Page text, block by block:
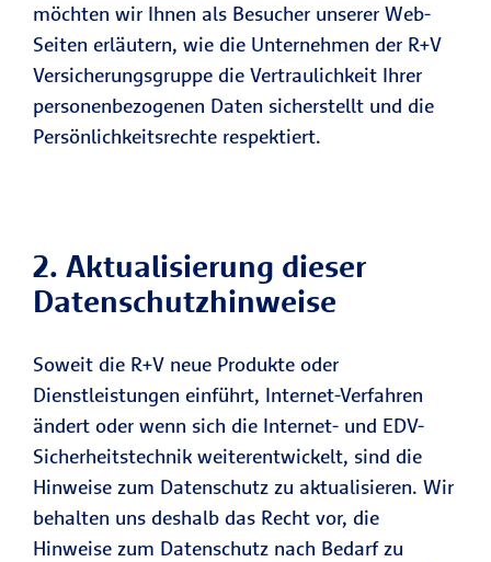
möchten wir Ihnen als Besucher unserer Web-
Seiten erläutern, wie die Unternehmen der R+V
Versicherungsgruppe die Vertraulichkeit Ihrer
personenbezogenen Daten sicherstellt und die
Persönlichkeitsrechte respektiert.
2. Aktualisierung dieser
Datenschutzhinweise
Soweit die R+V neue Produkte oder
Dienstleistungen einführt, Internet-Verfahren
ändert oder wenn sich die Internet- und EDV-
Sicherheitstechnik weiterentwickelt, sind die
Hinweise zum Datenschutz zu aktualisieren. Wir
behalten uns deshalb das Recht vor, die
Hinweise zum Datenschutz nach Bedarf zu